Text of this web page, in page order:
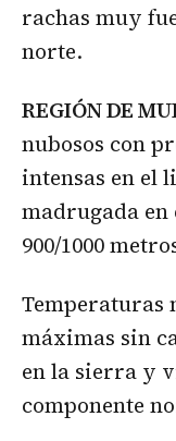
rachas muy
norte.
REGIÓN DE
nubosos con
intensas en el
madrugada
900/1000
Temperaturas
máximas sin
en la sierra y
componente